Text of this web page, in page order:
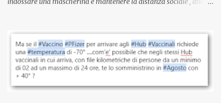
sconti, incentivi per vaccinarsi. Non avevamo mai visto
discriminazioni per coloro che non l’hanno fatto. Se non sei stato
vaccinato, nessuno aveva prima cercato di farti sentire una
persona cattiva. Non avevamo mai visto un vaccino che minacci le